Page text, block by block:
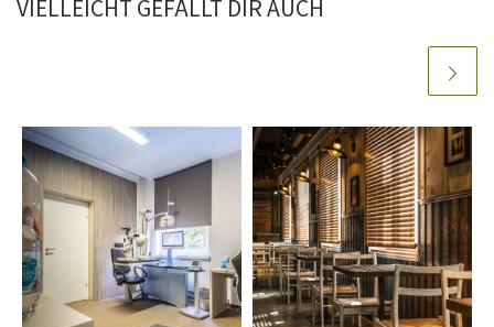
VIELLEICHT GEFÄLLT DIR AUCH